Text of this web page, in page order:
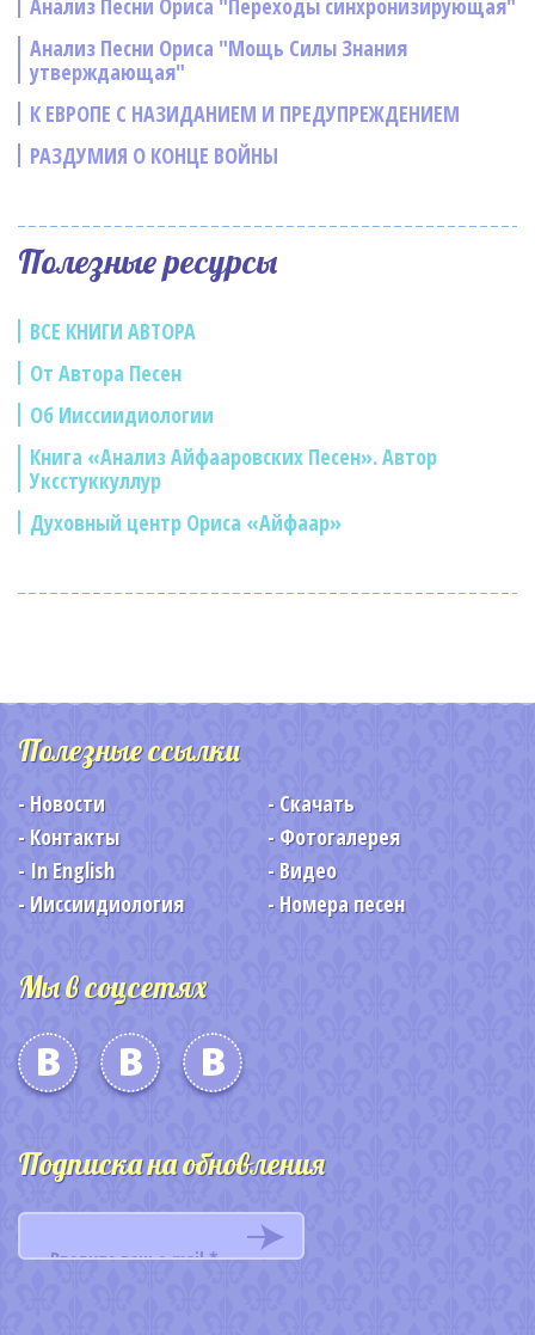
Анализ Песни Ориса "Переходы синхронизирующая"
Анализ Песни Ориса "Мощь Силы Знания
утверждающая"
К ЕВРОПЕ С НАЗИДАНИЕМ И ПРЕДУПРЕЖДЕНИЕМ
РАЗДУМИЯ О КОНЦЕ ВОЙНЫ
Полезные ресурсы
ВСЕ КНИГИ АВТОРА
От Автора Песен
Об Ииссиидиологии
Книга «Анализ Айфааровских Песен». Автор
Уксстуккуллур
Духовный центр Ориса «Айфаар»
Полезные ссылки
Новости
Скачать
Контакты
Фотогалерея
In English
Видео
Ииссиидиология
Номера песен
Мы в соцсетях
Подписка на обновления